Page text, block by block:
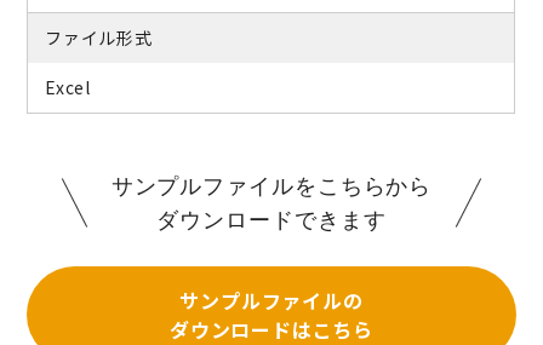
ファイル形式
Excel
サンプルファイルをこちらから
ダウンロードできます
サンプルファイルの
ダウンロードはこちら